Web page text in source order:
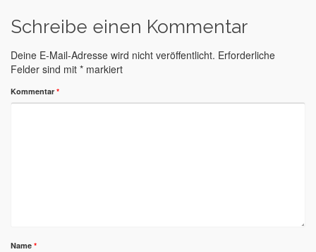
Schreibe einen Kommentar
Deine E-Mail-Adresse wird nicht veröffentlicht. Erforderliche
Felder sind mit * markiert
Kommentar *
Name *